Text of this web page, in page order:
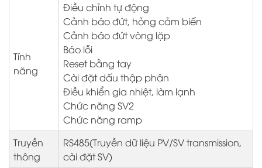
Tính
năng
Điều chỉnh tự động
Cảnh báo đứt, hỏng cảm biến
Cảnh báo đứt vòng lặp
Báo lỗi
Reset bằng tay
Cài đặt dấu thập phân
Điều khiển gia nhiệt, làm lạnh
Chức năng SV2
Chức năng ramp
Truyền
thông
RS485(Truyền dữ liệu PV/SV transmission,
cài đặt SV)